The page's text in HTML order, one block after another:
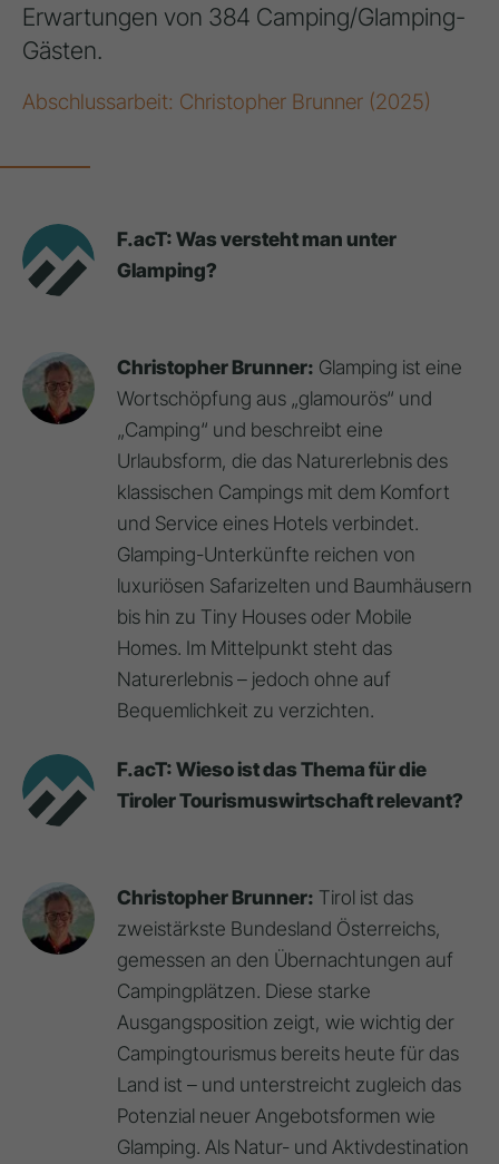
Erwartungen von 384 Camping/Glamping-
Gästen.
Abschlussarbeit: Christopher Brunner (2025)
F.acT: Was versteht man unter
Glamping?
Christopher Brunner: Glamping ist eine
Wortschöpfung aus „glamourös“ und
„Camping“ und beschreibt eine
Urlaubsform, die das Naturerlebnis des
klassischen Campings mit dem Komfort
und Service eines Hotels verbindet.
Glamping-Unterkünfte reichen von
luxuriösen Safarizelten und Baumhäusern
bis hin zu Tiny Houses oder Mobile
Homes. Im Mittelpunkt steht das
Naturerlebnis – jedoch ohne auf
Bequemlichkeit zu verzichten.
F.acT: Wieso ist das Thema für die
Tiroler Tourismuswirtschaft relevant?
Christopher Brunner: Tirol ist das
zweistärkste Bundesland Österreichs,
gemessen an den Übernachtungen auf
Campingplätzen. Diese starke
Ausgangsposition zeigt, wie wichtig der
Campingtourismus bereits heute für das
Land ist – und unterstreicht zugleich das
Potenzial neuer Angebotsformen wie
Glamping. Als Natur- und Aktivdestination